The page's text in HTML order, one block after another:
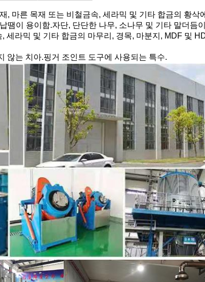
, 마른 목재 또는 비철금속, 세라믹 및 기타 합금의 황삭
땜이 용이함.자단, 단단한 나무, 소나무 및 기타 말더듬
세라믹 및 기타 합금의 마무리, 경목, 마분지, MDF 및
않는 치아.핑거 조인트 도구에 사용되는 특수.